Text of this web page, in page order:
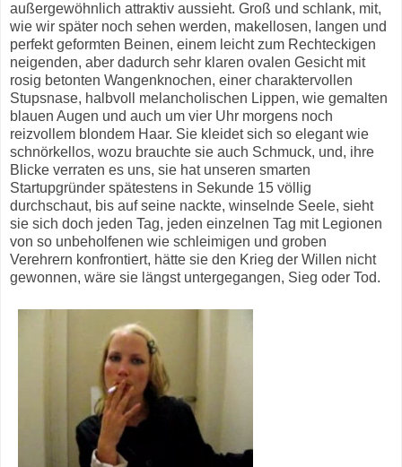
außergewöhnlich attraktiv aussieht. Groß und schlank, mit,
wie wir später noch sehen werden, makellosen, langen und
perfekt geformten Beinen, einem leicht zum Rechteckigen
neigenden, aber dadurch sehr klaren ovalen Gesicht mit
rosig betonten Wangenknochen, einer charaktervollen
Stupsnase, halbvoll melancholischen Lippen, wie gemalten
blauen Augen und auch um vier Uhr morgens noch
reizvollem blondem Haar. Sie kleidet sich so elegant wie
schnörkellos, wozu brauchte sie auch Schmuck, und, ihre
Blicke verraten es uns, sie hat unseren smarten
Startupgründer spätestens in Sekunde 15 völlig
durchschaut, bis auf seine nackte, winselnde Seele, sieht
sie sich doch jeden Tag, jeden einzelnen Tag mit Legionen
von so unbeholfenen wie schleimigen und groben
Verehrern konfrontiert, hätte sie den Krieg der Willen nicht
gewonnen, wäre sie längst untergegangen, Sieg oder Tod.